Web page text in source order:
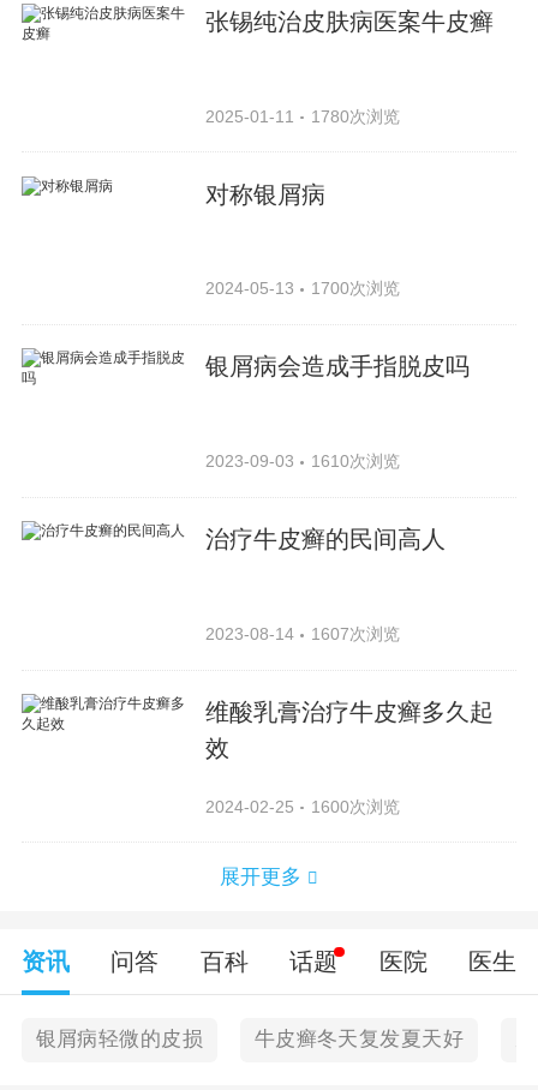
张锡纯治皮肤病医案牛皮癣
2025-01-11 1780次浏览
对称银屑病
2024-05-13 1700次浏览
银屑病会造成手指脱皮吗
2023-09-03 1610次浏览
治疗牛皮癣的民间高人
2023-08-14 1607次浏览
维酸乳膏治疗牛皮癣多久起
效
2024-02-25 1600次浏览
展开更多
资讯 问答 百科 话题 医院 医生
银屑病轻微的皮损 牛皮癣冬天复发夏天好